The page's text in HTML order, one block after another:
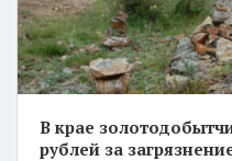
В крае
рублей за